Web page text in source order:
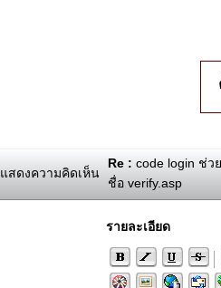
แสดงความคิดเห็น
Re : code login ช่ว
ชื่อ verify.asp
รายละเอียด